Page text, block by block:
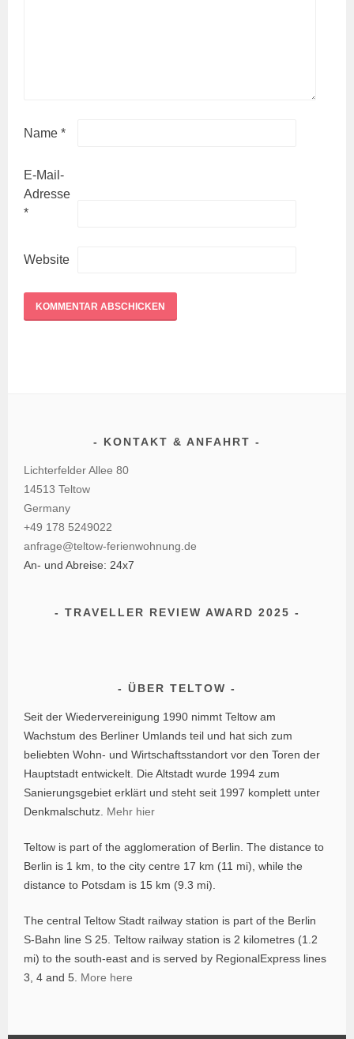
Name*
E-Mail-
Adresse
*
Website
KONTAKT & ANFAHRT
Lichterfelder Allee 80
14513 Teltow
Germany
+49 178 5249022
anfrage@teltow-ferienwohnung.de
An- und Abreise: 24x7
TRAVELLER REVIEW AWARD 2025
ÜBER TELTOW
Seit der Wiedervereinigung 1990 nimmt Teltow am
Wachstum des Berliner Umlands teil und hat sich zum
beliebten Wohn- und Wirtschaftsstandort vor den Toren der
Hauptstadt entwickelt. Die Altstadt wurde 1994 zum
Sanierungsgebiet erklärt und steht seit 1997 komplett unter
Denkmalschutz. Mehr hier
Teltow is part of the agglomeration of Berlin. The distance to
Berlin is 1 km, to the city centre 17 km (11 mi), while the
distance to Potsdam is 15 km (9.3 mi).
The central Teltow Stadt railway station is part of the Berlin
S-Bahn line S 25. Teltow railway station is 2 kilometres (1.2
mi) to the south-east and is served by RegionalExpress lines
3, 4 and 5. More here